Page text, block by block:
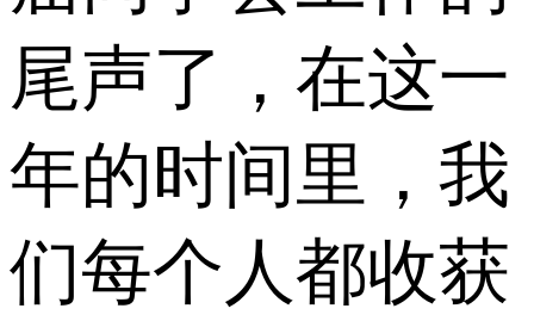
尾声了，在这一
年的时间里，我
们每个人都收获